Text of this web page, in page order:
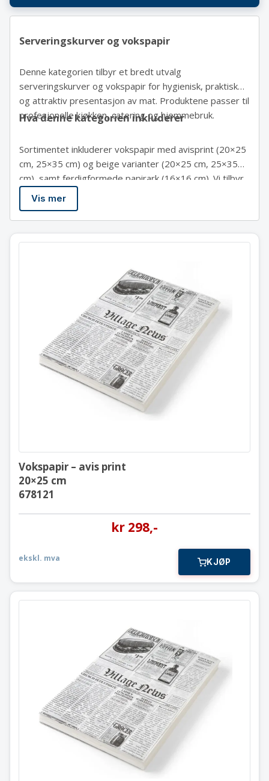
Serveringskurver og vokspapir
Denne kategorien tilbyr et bredt utvalg
serveringskurver og vokspapir for hygienisk, praktisk
og attraktiv presentasjon av mat. Produktene passer til
profesjonelle kjøkken, catering og hjemmebruk.
Hva denne kategorien inkluderer
Sortimentet inkluderer vokspapir med avisprint (20×25
cm, 25×35 cm) og beige varianter (20×25 cm, 25×35
cm), samt ferdigformede papirark (16×16 cm). Vi tilbyr
brødkurver (426777) og sett med 6 kurver (426890)
for servering av bakverk. Frityrkurver i ulike størrelser
(10×8, 10,5×9, 13×11,5 cm) og trådkurver (Ø10×9,
Ø12×11 cm) er ideelle for fritert mat og snacks,
Vis mer
Vokspapir – avis print
20×25 cm
678121
Vokspapir – avis print
20×25 cm
678121
kr 298,-
ekskl. mva KJØP
Vokspapir – avis print
25×35 cm
678107